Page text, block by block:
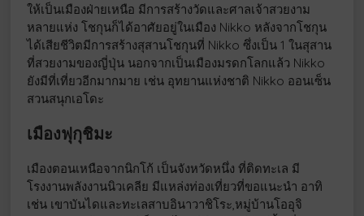
ให้เป็นเมืองฝ่ายเหนือ มีการสร้างวัดและศาลเจ้าสวยงาม
หลายแห่ง โชกุนก็ได้อาศัยอยู่ในเมือง Nikko หลังจากโชกุน
ได้เสียชีวิตมีการสร้างสุสานโชกุนที่ Nikko ซึ่งเป็น 1 ในสุสาน
ที่สวยงามของญี่ปุ่น นอกจากเป็นเมืองมรดกโลกแล้ว Nikko
ยังมีที่เที่ยวอีกมากมาย เช่น อุทยานแห่งชาติ Nikko ออนเซ็น
สวนสนุกเอโดะ
เมืองฟุกุชิมะ
เมืองตอนเหนือจากนิกโก้ เป็นจังหวัดหนึ่ง ที่ติดทะเล มี
โรงงานพลังงานนิวเคลีย มีแหล่งท่องเที่ยวที่ขอแนะนำ อาทิ
เช่น เขาบันไดและทะเลสาบอินาวาชิโระ,หมู่บ้านโออุจิ